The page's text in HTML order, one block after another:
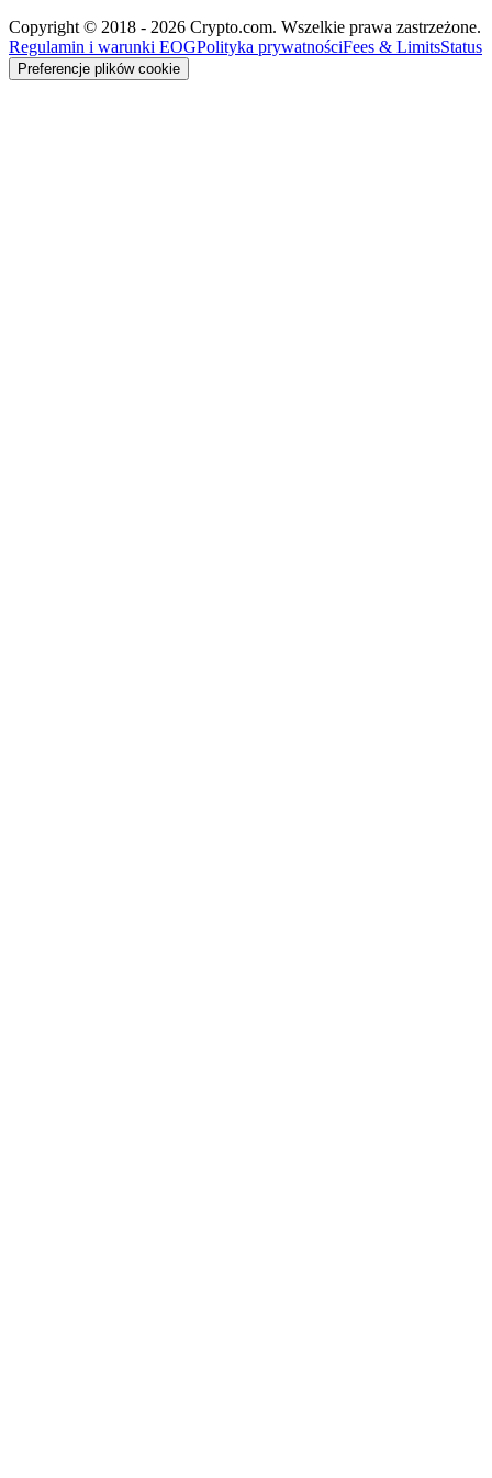
Copyright © 2018 - 2026 Crypto.com. Wszelkie prawa zastrzeżone.
Regulamin i warunki EOGPolityka prywatnościFees & LimitsStatus
Preferencje plików cookie